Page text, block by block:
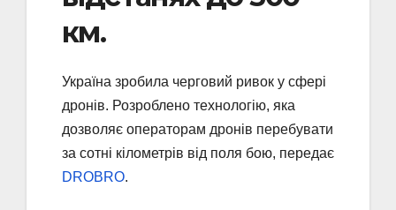
км.
Україна зробила черговий ривок у сфері
дронів. Розроблено технологію, яка
дозволяє операторам дронів перебувати
за сотні кілометрів від поля бою, передає
DROBRO.